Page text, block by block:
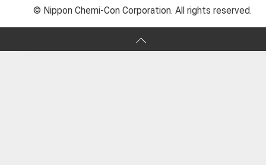
© Nippon Chemi-Con Corporation. All rights reserved.